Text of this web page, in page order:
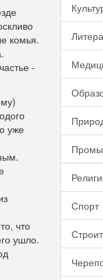
комья.
-
уже
что
ушло.
Спорт